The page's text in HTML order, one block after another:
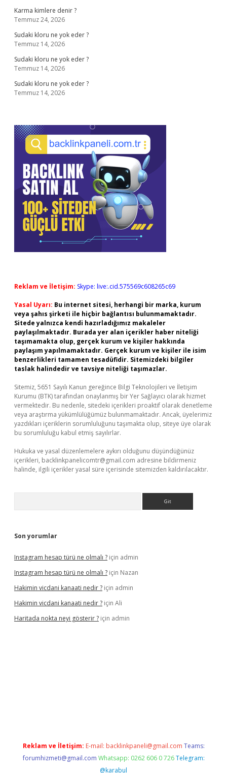
Karma kimlere denir ?
Temmuz 24, 2026
Sudaki kloru ne yok eder ?
Temmuz 14, 2026
Sudaki kloru ne yok eder ?
Temmuz 14, 2026
Sudaki kloru ne yok eder ?
Temmuz 14, 2026
Reklam ve İletişim: Skype: live:.cid.575569c608265c69
Yasal Uyarı: Bu internet sitesi, herhangi bir marka, kurum
veya şahıs şirketi ile hiçbir bağlantısı bulunmamaktadır.
Sitede yalnızca kendi hazırladığımız makaleler
paylaşılmaktadır. Burada yer alan içerikler haber niteliği
taşımamakta olup, gerçek kurum ve kişiler hakkında
paylaşım yapılmamaktadır. Gerçek kurum ve kişiler ile isim
benzerlikleri tamamen tesadüfidir. Sitemizdeki bilgiler
taslak halindedir ve tavsiye niteliği taşımazlar.
Sitemiz, 5651 Sayılı Kanun gereğince Bilgi Teknolojileri ve İletişim
Kurumu (BTK) tarafından onaylanmış bir Yer Sağlayıcı olarak hizmet
vermektedir. Bu nedenle, sitedeki içerikleri proaktif olarak denetleme
veya araştırma yükümlülüğümüz bulunmamaktadır. Ancak, üyelerimiz
yazdıkları içeriklerin sorumluluğunu taşımakta olup, siteye üye olarak
bu sorumluluğu kabul etmiş sayılırlar.
Hukuka ve yasal düzenlemelere aykırı olduğunu düşündüğünüz
içerikleri, backlinkpanelicomtr@gmail.com adresine bildirmeniz
halinde, ilgili içerikler yasal süre içerisinde sitemizden kaldırılacaktır.
Son yorumlar
Instagram hesap türü ne olmalı ? için admin
Instagram hesap türü ne olmalı ? için Nazan
Hakimin vicdani kanaati nedir ? için admin
Hakimin vicdani kanaati nedir ? için Ali
Haritada nokta neyi gösterir ? için admin
Reklam ve İletişim: E-mail: backlinkpaneli@gmail.com Teams:
forumhizmeti@gmail.com Whatsapp: 0262 606 0 726 Telegram:
@karabul